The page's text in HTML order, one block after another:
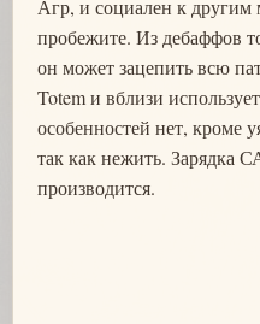
Агр, и социален к
пробежите. Из дебаффов
он может зацепить всю
Totem и вблизи
особенностей нет, кроме
так как нежить. Зарядка
производится.